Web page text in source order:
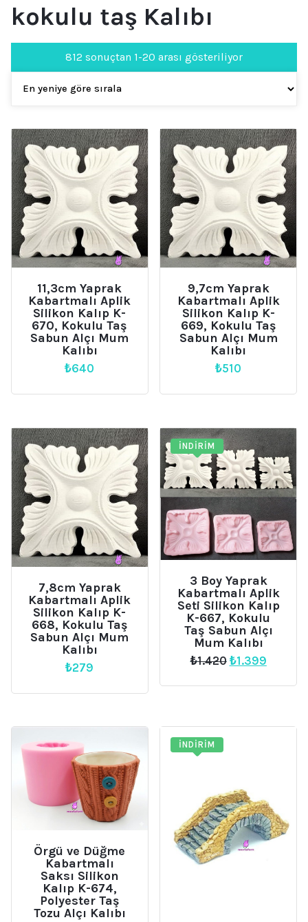
kokulu taş Kalıbı
812 sonuçtan 1-20 arası gösteriliyorEn
11,3cm Yaprak
Kabartmalı Aplik
Silikon Kalıp K-
670, Kokulu Taş
Sabun Alçı Mum
Kalıbı
₺640
9,7cm Yaprak
Kabartmalı Aplik
Silikon Kalıp K-
669, Kokulu Taş
Sabun Alçı Mum
Kalıbı
₺510
7,8cm Yaprak
Kabartmalı Aplik
Silikon Kalıp K-
668, Kokulu Taş
Sabun Alçı Mum
Kalıbı
₺279
İNDIRIM
3 Boy Yaprak
Kabartmalı Aplik
Seti Silikon Kalıp
K-667, Kokulu
Taş Sabun Alçı
Mum Kalıbı
₺1.420 Orijinal
₺1.420.
₺1.399Şu
fiyat:
Örgü ve Düğme
Kabartmalı
Saksı Silikon
Kalıp K-674,
Polyester Taş
Tozu Alçı Kalıbı
İNDIRIM